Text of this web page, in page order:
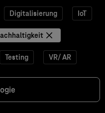
Digitalisierung IoT
Testing VR/ AR